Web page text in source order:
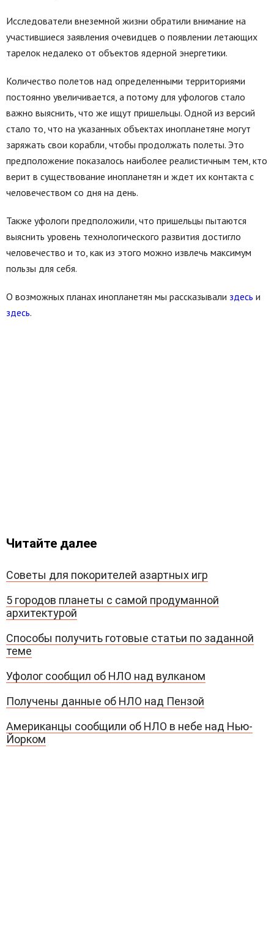
Исследователи внеземной жизни обратили внимание на
участившиеся заявления очевидцев о появлении летающих
тарелок недалеко от объектов ядерной энергетики.
Количество полетов над определенными территориями
постоянно увеличивается, а потому для уфологов стало
важно выяснить, что же ищут пришельцы. Одной из версий
стало то, что на указанных объектах инопланетяне могут
заряжать свои корабли, чтобы продолжать полеты. Это
предположение показалось наиболее реалистичным тем, кто
верит в существование инопланетян и ждет их контакта с
человечеством со дня на день.
Также уфологи предположили, что пришельцы пытаются
выяснить уровень технологического развития достигло
человечество и то, как из этого можно извлечь максимум
пользы для себя.
О возможных планах инопланетян мы рассказывали здесь и
здесь.
Читайте далее
Советы для покорителей азартных игр
5 городов планеты с самой продуманной
архитектурой
Способы получить готовые статьи по заданной
теме
Уфолог сообщил об НЛО над вулканом
Получены данные об НЛО над Пензой
Американцы сообщили об НЛО в небе над Нью-
Йорком